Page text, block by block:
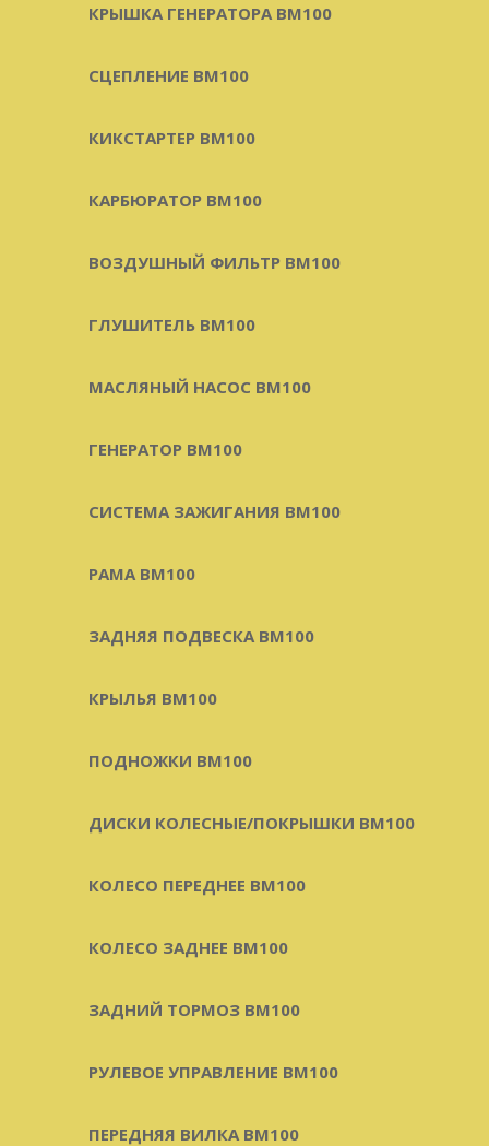
КРЫШКА ГЕНЕРАТОРА BM100
СЦЕПЛЕНИЕ BM100
КИКСТАРТЕР BM100
КАРБЮРАТОР BM100
ВОЗДУШНЫЙ ФИЛЬТР BM100
ГЛУШИТЕЛЬ BM100
МАСЛЯНЫЙ НАСОС BM100
ГЕНЕРАТОР BM100
СИСТЕМА ЗАЖИГАНИЯ BM100
РАМА BM100
ЗАДНЯЯ ПОДВЕСКА BM100
КРЫЛЬЯ BM100
ПОДНОЖКИ BM100
ДИСКИ КОЛЕСНЫЕ/ПОКРЫШКИ BM100
КОЛЕСО ПЕРЕДНЕЕ BM100
КОЛЕСО ЗАДНЕЕ BM100
ЗАДНИЙ ТОРМОЗ BM100
РУЛЕВОЕ УПРАВЛЕНИЕ BM100
ПЕРЕДНЯЯ ВИЛКА BM100